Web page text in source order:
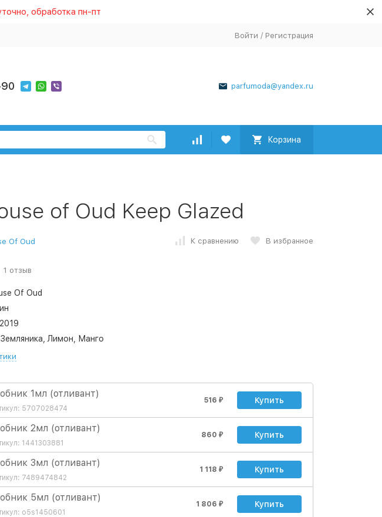
обработка пн-пт
Войти / Регистрация
parfumoda@yandex.ru
Корзина
of Oud Keep Glazed
Of Oud К сравнению В избранное
1 отзыв
Of Oud
2019
Земляника, Лимон, Манго
1мл (отливант)
5707028474
516 ₽ Купить
2мл (отливант)
1441303881
860 ₽ Купить
3мл (отливант)
7489474842
1 118 ₽ Купить
5мл (отливант)
o5s1450601
1 806 ₽ Купить